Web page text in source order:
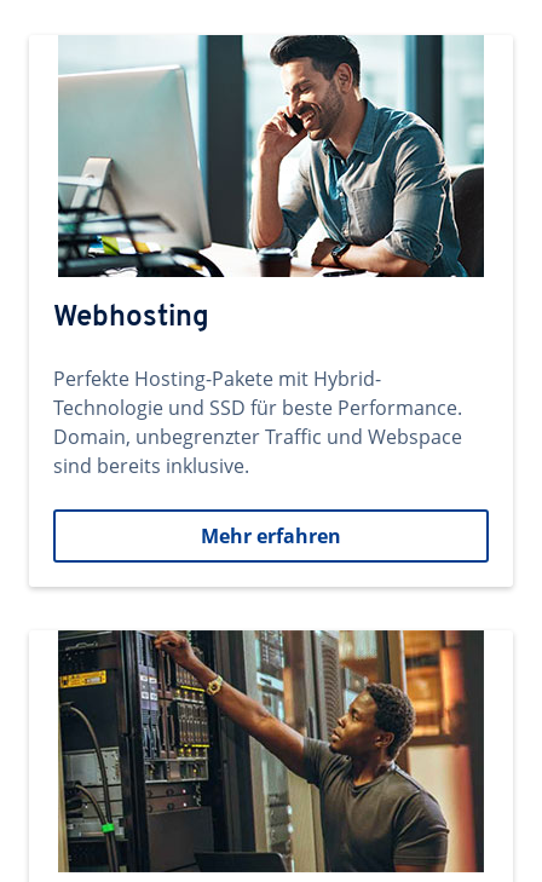
Webhosting
Perfekte Hosting-Pakete mit Hybrid-
Technologie und SSD für beste Performance.
Domain, unbegrenzter Traffic und Webspace
sind bereits inklusive.
Mehr erfahren